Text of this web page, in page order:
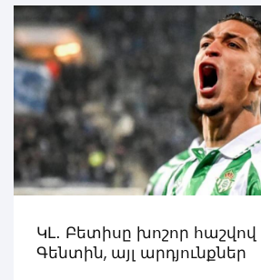
ԿԼ․ Բետիսը խոշոր
Գենտին, այլ արդյունքներ